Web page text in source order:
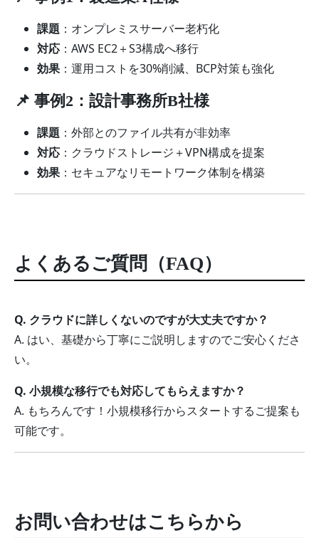
課題 ：オンプレミスサーバー老朽化
対応 ：AWS EC2＋S3構成へ移行
効果 ：運用コストを30%削減、BCP対策も強化
📌 事例2：設計事務所B社様
課題 ：外部とのファイル共有が非効率
対応 ：クラウドストレージ＋VPN構成を提案
効果 ：セキュアなリモートワーク体制を構築
よくあるご質問（FAQ）
Q. クラウドに詳しくないのですが大丈夫ですか？
A. はい、基礎から丁寧にご説明しますのでご安心くださ
い。
Q. 小規模な移行でも対応してもらえますか？
A. もちろんです！小規模移行からスタートするご提案も
可能です。
お問い合わせはこちらから